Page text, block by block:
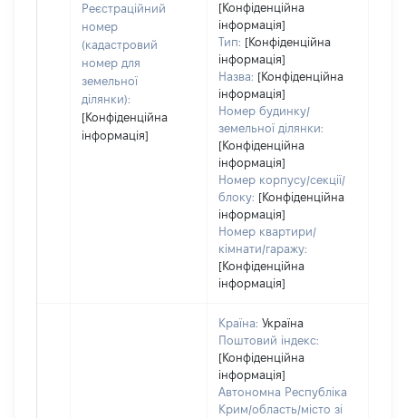
Реєстраційний
номер
(кадастровий
номер для
земельної
ділянки):
[Конфіденційна
інформація]
[Конфіденційна
інформація]
Тип: [Конфіденційна
інформація]
Назва: [Конфіденційна
інформація]
Номер будинку/
земельної ділянки:
[Конфіденційна
інформація]
Номер корпусу/секції/
блоку: [Конфіденційна
інформація]
Номер квартири/
кімнати/гаражу:
[Конфіденційна
інформація]
Країна: Україна
Поштовий індекс:
[Конфіденційна
інформація]
Автономна Республіка
Крим/область/місто зі